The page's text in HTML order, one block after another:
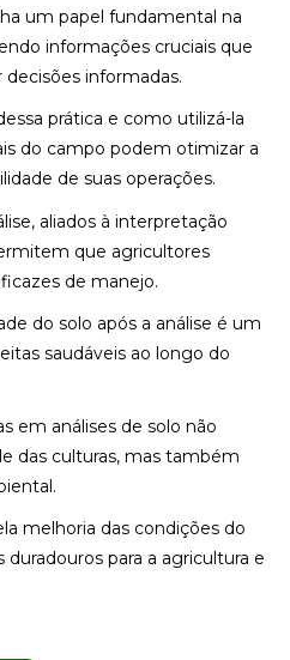
um papel fundamental na
informações cruciais que
informadas.
prática e como utilizá-la
do campo podem otimizar a
de suas operações.
aliados à interpretação
que agricultores
de manejo.
do solo após a análise é um
saudáveis ao longo do
em análises de solo não
das culturas, mas também
melhoria das condições do
para a agricultura e